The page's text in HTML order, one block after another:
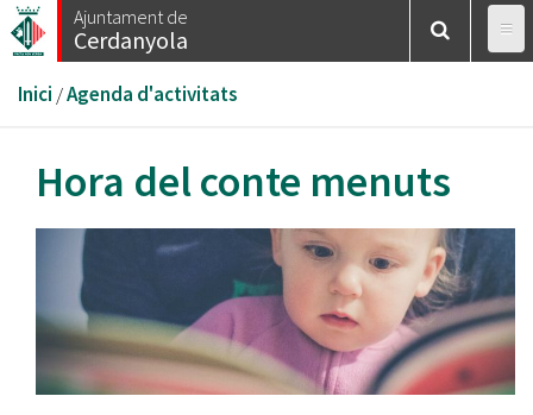
Vés
al
Ajuntament de
Cerdanyola
Esteu
aquí
Inici /Agenda d'activitats
Hora del conte menuts